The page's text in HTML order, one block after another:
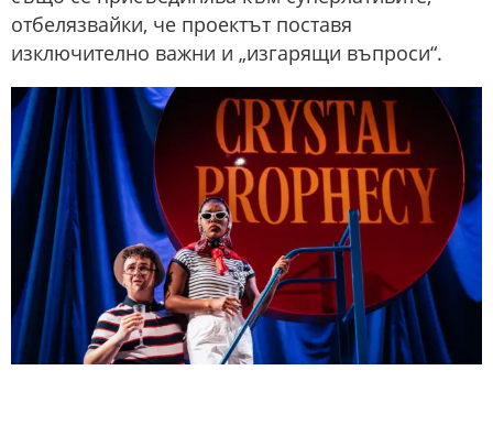
отбелязвайки, че проектът поставя
изключително важни и „изгарящи въпроси“.